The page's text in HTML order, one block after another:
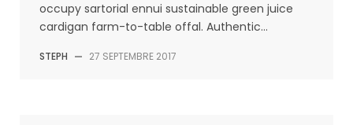
occupy sartorial ennui sustainable green juice
cardigan farm-to-table offal. Authentic...
STEPH — 27 SEPTEMBRE 2017